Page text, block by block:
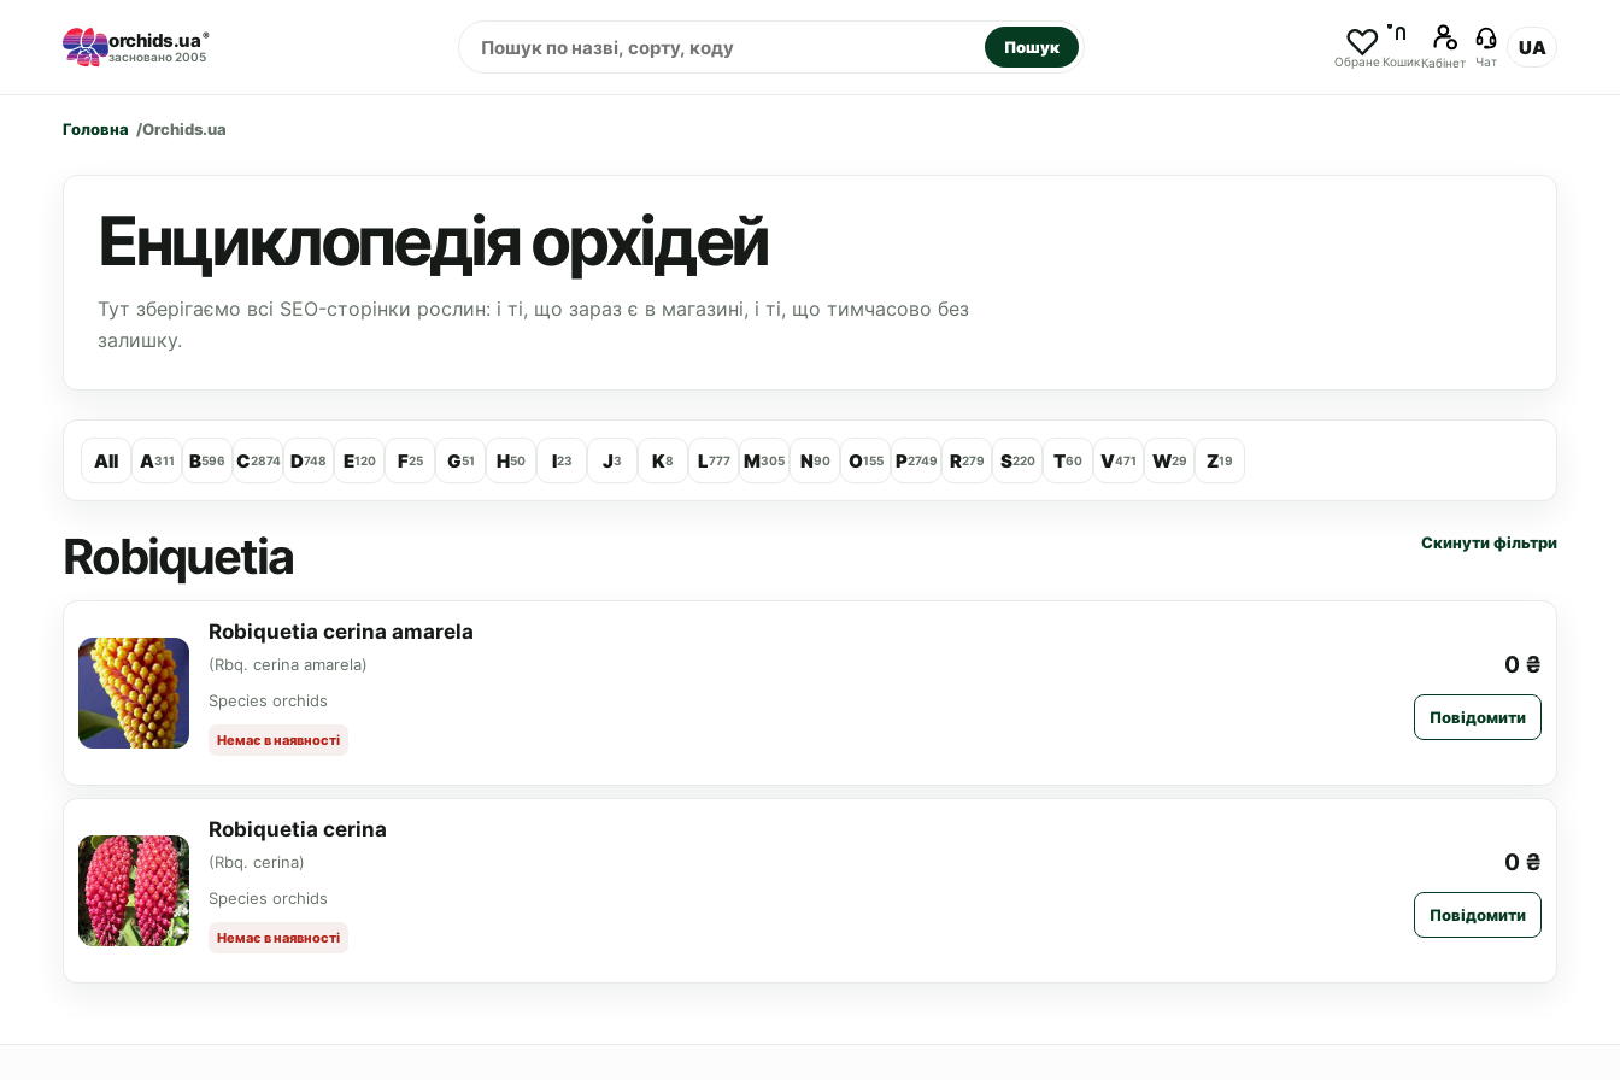
orchids.ua ®
засновано 2005 Пошук
Обране Кошик Кабінет Чат
UA
Головна Orchids.ua
Енциклопедія орхідей
Тут зберігаємо всі SEO-сторінки рослин: і ті, що зараз є в магазині, і ті, що тимчасово без
залишку.
All A311 B596 C2874 D748 E120 F25 G51 H50 I23 J3 K8 L777 M305 N90 O155 P2749 R279 S220 T60 V471 W29 Z19
Robiquetia Скинути фільтри
Robiquetia cerina amarela
(Rbq. cerina amarela)
Species orchids
Немає в наявності
0 ₴
Повідомити
Robiquetia cerina
(Rbq. cerina)
Species orchids
Немає в наявності
0 ₴
Повідомити